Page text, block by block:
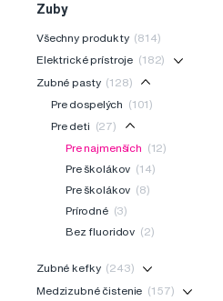
Zuby
Všechny produkty (814)
Elektrické prístroje (182)
Zubné pasty (128)
Pre dospelých (101)
Pre deti
(27)
Pre najmenších (12)
Pre školákov (14)
Pre školákov (8)
Prírodné (3)
Bez fluoridov (2)
Zubné kefky (243)
Medzizubné čistenie (157)